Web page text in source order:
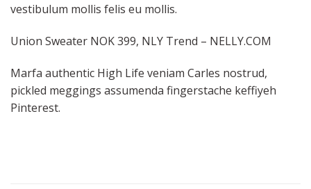
vestibulum mollis felis eu mollis.
Union Sweater NOK 399, NLY Trend – NELLY.COM
Marfa authentic High Life veniam Carles nostrud,
pickled meggings assumenda fingerstache keffiyeh
Pinterest.